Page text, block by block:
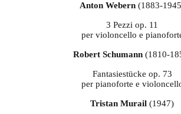
Anton Webern (1883-
3 Pezzi op. 11
per violoncello e
Robert Schumann(1810-
Fantasiestücke op. 73
per pianoforte e
Tristan Murail (1947)